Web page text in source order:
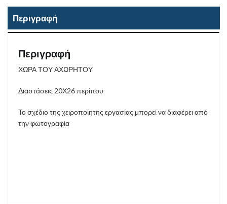
Περιγραφή
Περιγραφή
ΧΩΡΑ ΤΟΥ ΑΧΩΡΗΤΟΥ
Διαστάσεις 20Χ26 περίπου
Το σχέδιο της χειροποίητης εργασίας μπορεί να διαφέρει από
την φωτογραφία